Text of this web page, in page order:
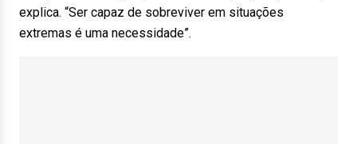
explica. “Ser capaz de sobreviver em situações
extremas é uma necessidade”.